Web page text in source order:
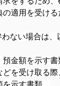
適用を受け
ない場合は
金額を示す書
を受け取る
示す書類。